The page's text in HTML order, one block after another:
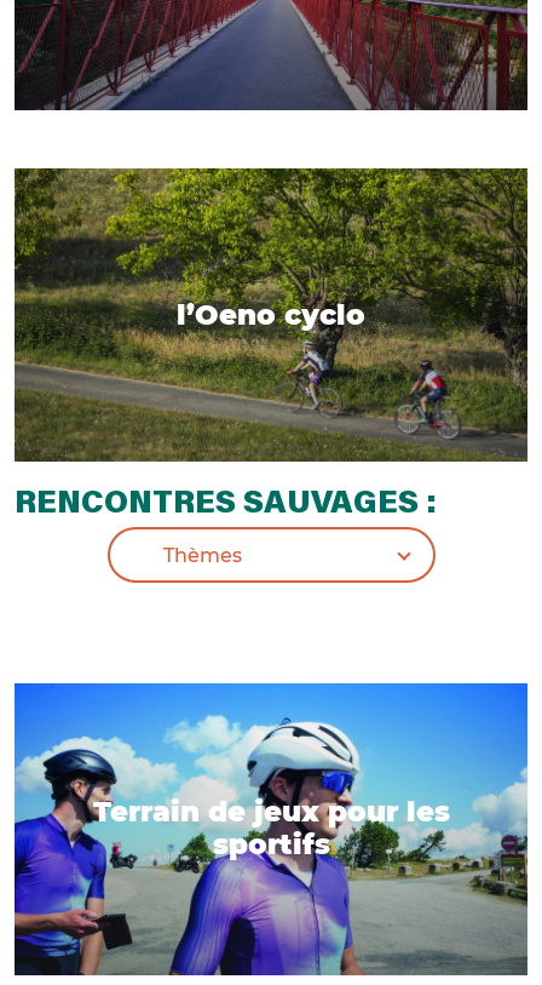
l’Oeno cyclo
RENCONTRES SAUVAGES :
Terrain de jeux pour les
sportifs